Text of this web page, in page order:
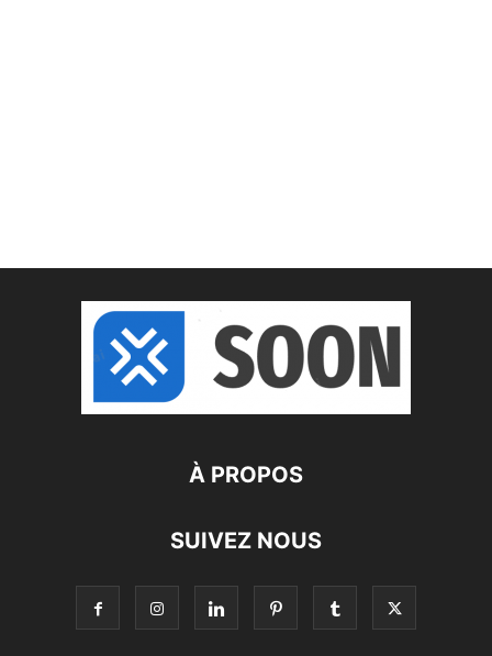
À PROPOS
SUIVEZ NOUS